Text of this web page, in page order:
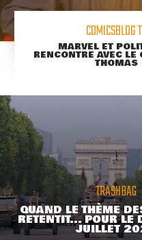
COMICSBLOG
MARVEL ET
RENCONTRE AVEC LE
THOMAS
TRASHBAG
QUAND LE THÈME
RETENTIT... POUR LE
JUILLET